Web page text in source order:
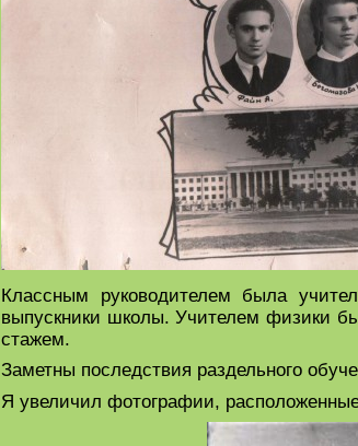
Классным руководителем была
выпускники школы. Учителем физики
стажем.
Заметны последствия раздельного
Я увеличил фотографии,